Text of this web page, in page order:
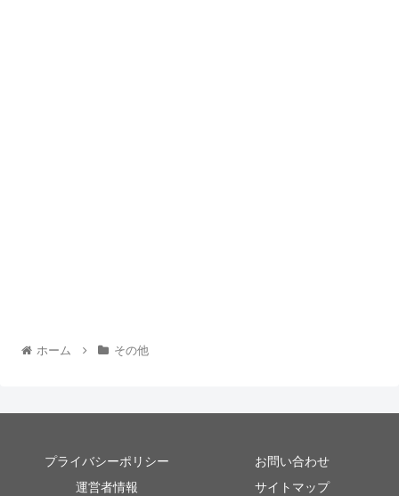
ホーム その他
プライバシーポリシー
お問い合わせ
運営者情報
サイトマップ